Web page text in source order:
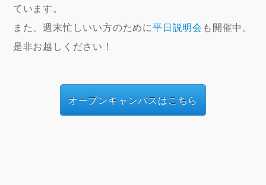
ています。
また、週末忙しいい方のために平日説明会 も開催中。
是非お越しください！
オープンキャンパスはこちら